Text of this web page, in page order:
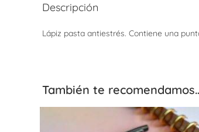
Descripción
Lápiz pasta antiestrés. Contiene una
También te